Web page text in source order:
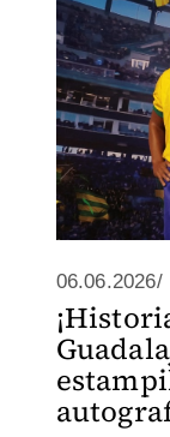
06.06.2026/